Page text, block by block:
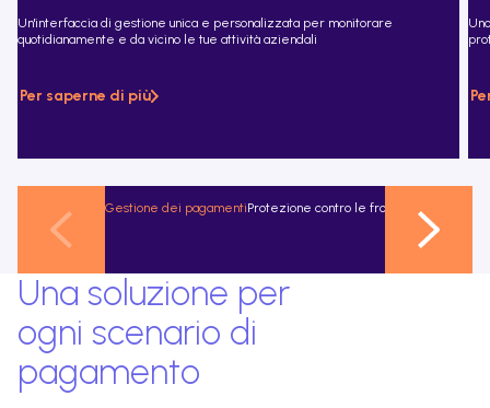
Un'interfaccia di gestione unica e personalizzata per monitorare
quotidianamente e da vicino le tue attività aziendali
Per saperne di più
Gestione dei pagamentiProtezione contro le frodi Metodi di
Una soluzione per
ogni scenario di
pagamento